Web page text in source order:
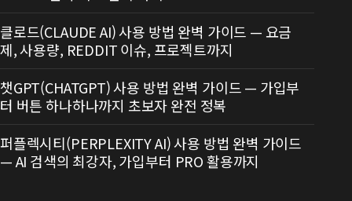
클로드(CLAUDE AI) 사용 방법 완벽 가이드 — 요금
제, 사용량, REDDIT 이슈, 프로젝트까지
챗GPT(CHATGPT) 사용 방법 완벽 가이드 — 가입부
터 버튼 하나하나까지 초보자 완전 정복
퍼플렉시티(PERPLEXITY AI) 사용 방법 완벽 가이드
— AI 검색의 최강자, 가입부터 PRO 활용까지